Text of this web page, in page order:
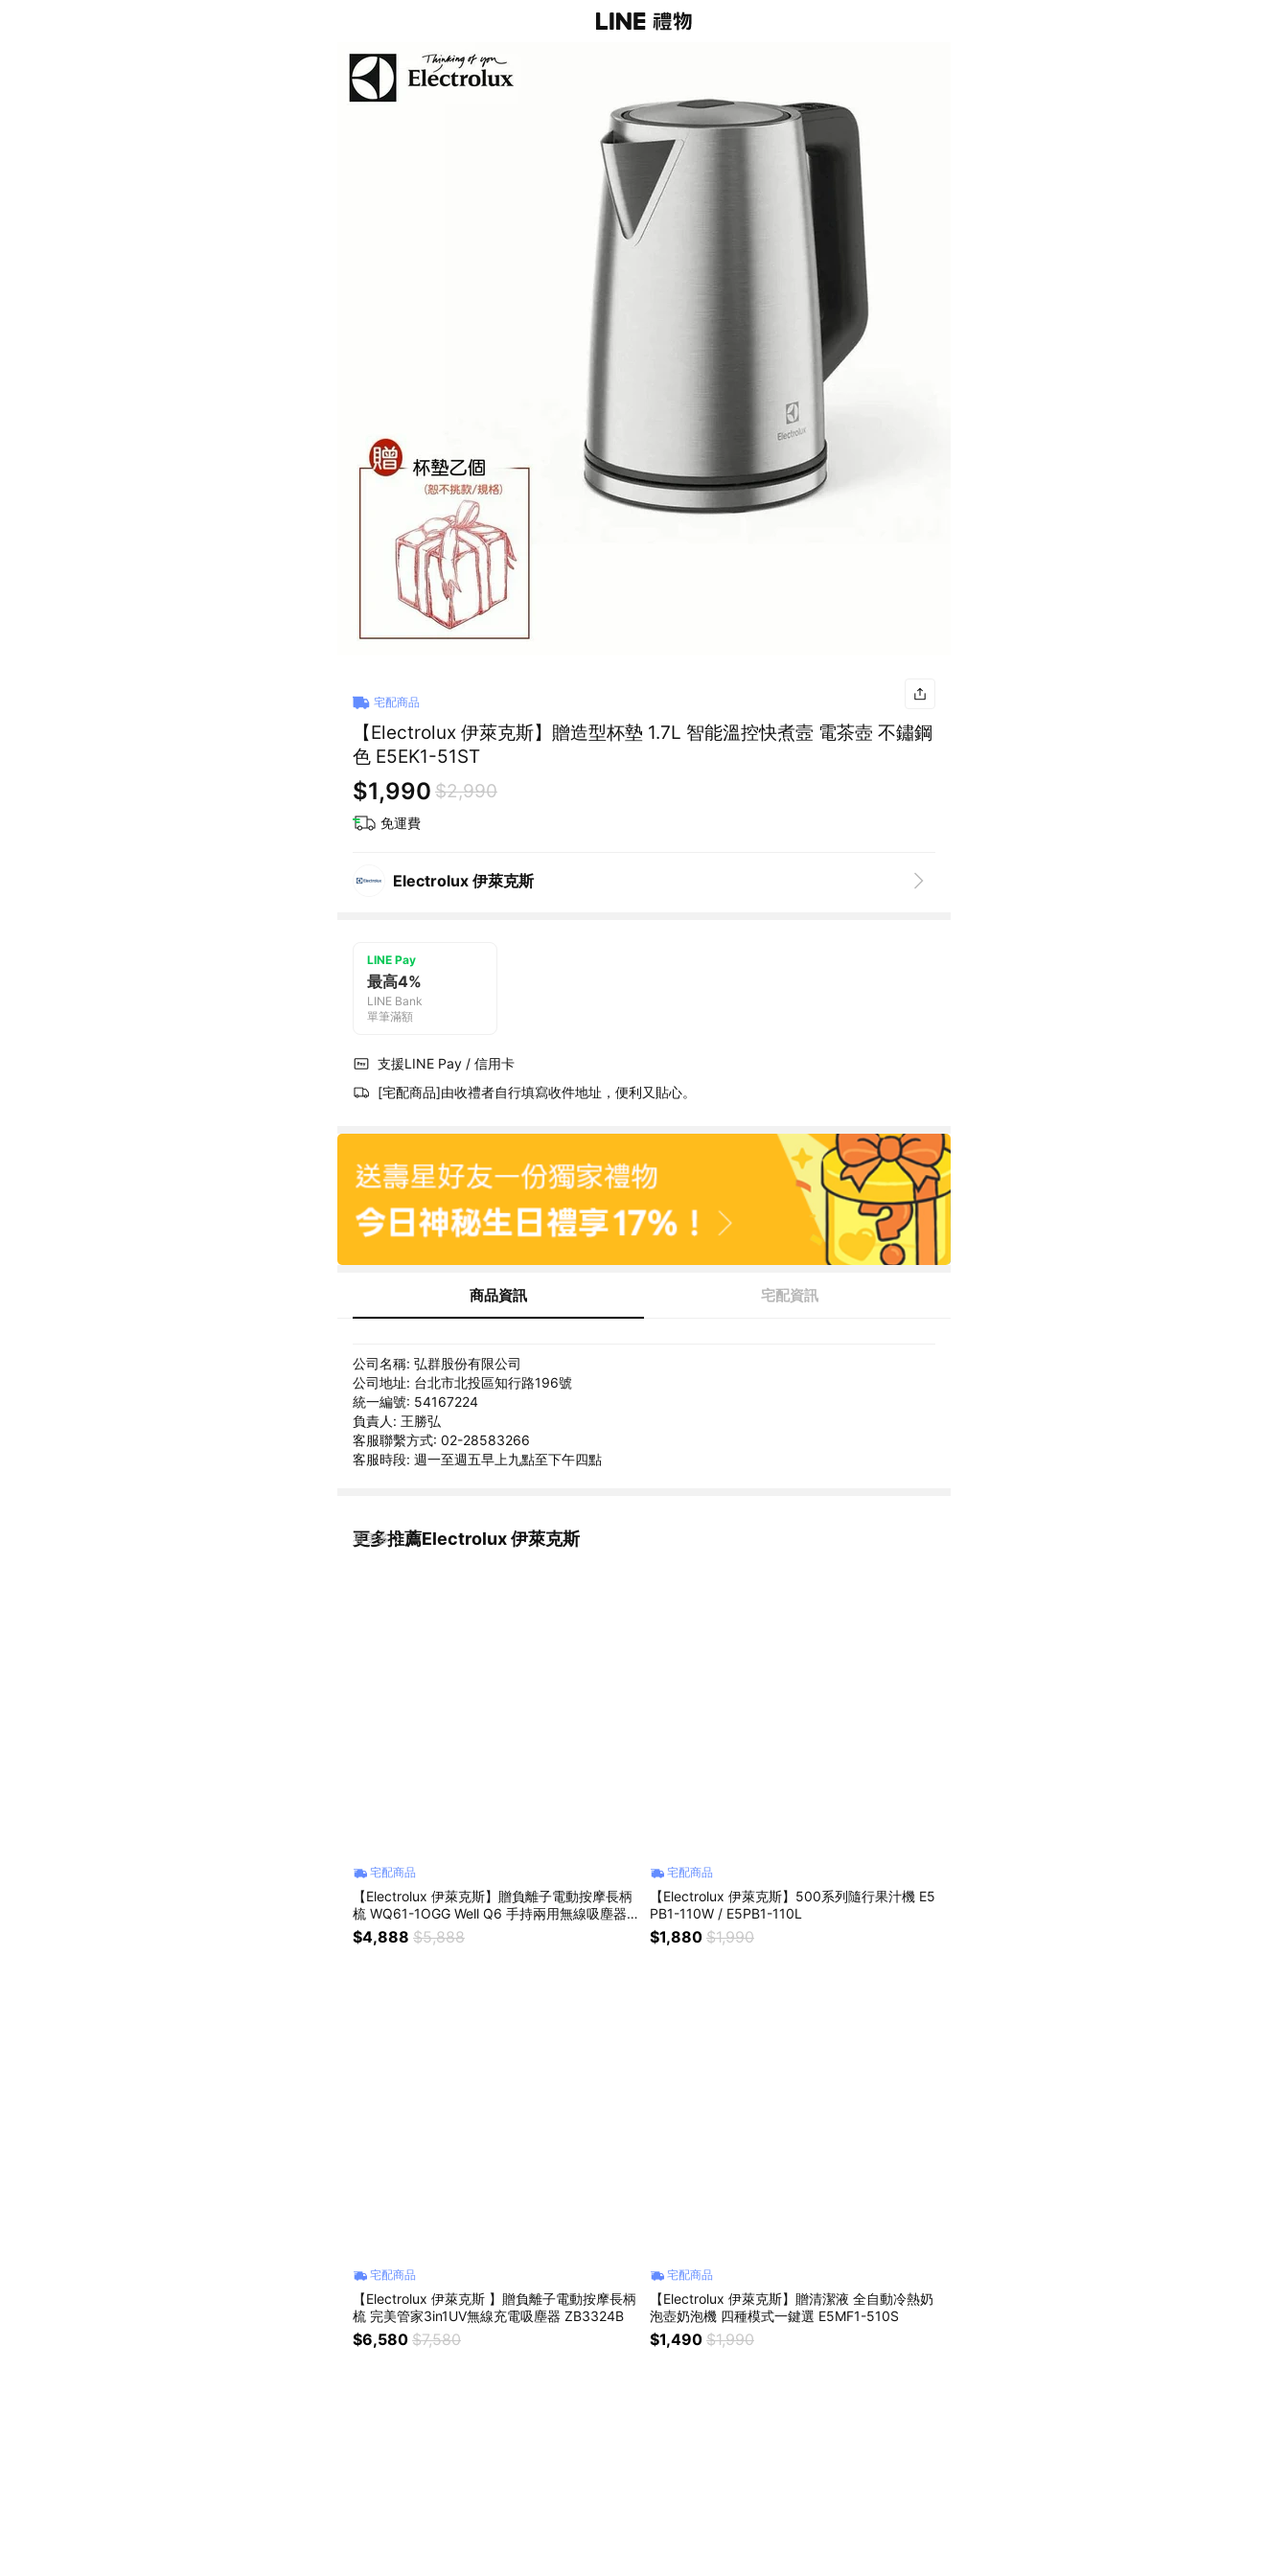
宅配商品
【Electrolux 伊萊克斯】贈造型杯墊 1.7L 智能溫控快煮壼 電茶壺 不鏽鋼
色 E5EK1-51ST
$1,990 $2,990
免運費
Electrolux 伊萊克斯
LINE Pay
最高4%
LINE Bank
單筆滿額
支援LINE Pay / 信用卡
[宅配商品]由收禮者自行填寫收件地址，便利又貼心。
商品資訊 宅配資訊
公司名稱: 弘群股份有限公司
公司地址: 台北市北投區知行路196號
統一編號: 54167224
負責人: 王勝弘
客服聯繫方式: 02-28583266
客服時段: 週一至週五早上九點至下午四點
更多推薦Electrolux 伊萊克斯
看更多
宅配商品
【Electrolux 伊萊克斯】贈負離子電動按摩長柄
梳 WQ61-1OGG Well Q6 手持兩用無線吸塵器
毛髮截斷吸頭基本款
$4,888 $5,888
宅配商品
【Electrolux 伊萊克斯】500系列隨行果汁機 E5
PB1-110W / E5PB1-110L
$1,880 $1,990
宅配商品
【Electrolux 伊萊克斯 】贈負離子電動按摩長柄
梳 完美管家3in1UV無線充電吸塵器 ZB3324B
$6,580 $7,580
宅配商品
【Electrolux 伊萊克斯】贈清潔液 全自動冷熱奶
泡壺奶泡機 四種模式一鍵選 E5MF1-510S
$1,490 $1,990